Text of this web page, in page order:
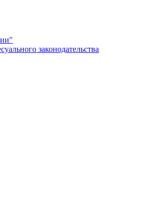
законодательства